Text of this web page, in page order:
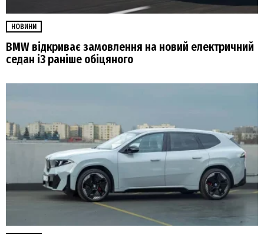
НОВИНИ
BMW відкриває замовлення на новий електричний
седан i3 раніше обіцяного